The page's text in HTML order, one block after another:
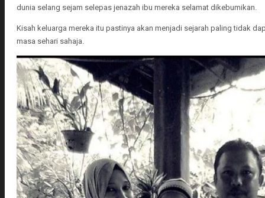
dunia selang sejam selepas jenazah ibu mereka selamat dikebumikan.
Kisah keluarga mereka itu pastinya akan menjadi sejarah paling tidak
masa sehari sahaja.